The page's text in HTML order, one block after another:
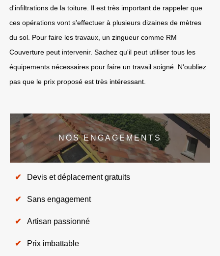
d'infiltrations de la toiture. Il est très important de rappeler que
ces opérations vont s'effectuer à plusieurs dizaines de mètres
du sol. Pour faire les travaux, un zingueur comme RM
Couverture peut intervenir. Sachez qu'il peut utiliser tous les
équipements nécessaires pour faire un travail soigné. N'oubliez
pas que le prix proposé est très intéressant.
NOS ENGAGEMENTS
Devis et déplacement gratuits
Sans engagement
Artisan passionné
Prix imbattable